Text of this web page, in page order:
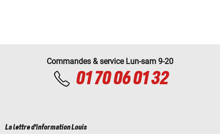
Commandes & service Lun-sam 9-20
01 70 06 01 32
La lettre d'information Louis